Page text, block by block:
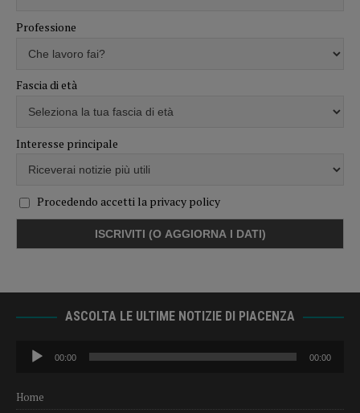
Professione
Fascia di età
Interesse principale
Procedendo accetti la privacy policy
ASCOLTA LE ULTIME NOTIZIE DI PIACENZA
Audio
Player
00:00 00:00
Home